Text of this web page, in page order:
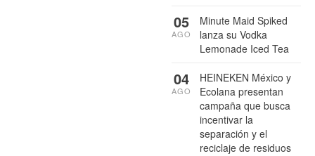
Minute Maid Spiked
lanza su Vodka
Lemonade Iced Tea
05
AGO
HEINEKEN México y
Ecolana presentan
campaña que busca
incentivar la
separación y el
reciclaje de residuos
04
AGO